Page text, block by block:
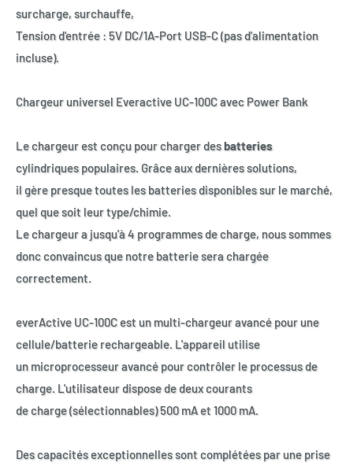
surcharge, surchauffe,
Tension d'entrée : 5V DC/1A-Port USB-C (pas d'alimentation
incluse).
Chargeur universel Everactive UC-100C avec Power Bank
Le chargeur est conçu pour charger desbatteries
cylindriques populaires. Grâce aux dernières solutions,
il gère presque toutes les batteries disponibles sur le marché,
quel que soit leur type/chimie.
Le chargeur a jusqu'à 4 programmes de charge, nous sommes
donc convaincus que notre batterie sera chargée
correctement.
everActive UC-100C est un multi-chargeur avancé pour une
cellule/batterie rechargeable. L'appareil utilise
un microprocesseur avancé pour contrôler le processus de
charge. L'utilisateur dispose de deux courants
de charge (sélectionnables) 500 mA et 1000 mA.
Des capacités exceptionnelles sont complétées par une prise